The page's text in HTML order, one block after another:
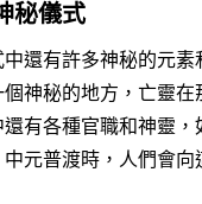
秘儀式
還有許多神秘的元素
神秘的地方，亡靈在
有各種官職和神靈，
元普渡時，人們會向